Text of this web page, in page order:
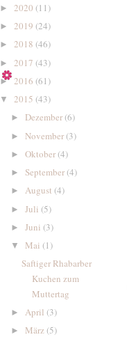
► 2020 (11)
► 2019 (24)
► 2018 (46)
► 2017 (43)
► 2016 (61)
▼ 2015 (43)
► Dezember(6)
► November(3)
► Oktober(4)
► September(4)
► August (4)
► Juli (5)
► Juni (3)
▼ Mai (1)
Saftiger Rhabarber
Kuchen zum
Muttertag
► April (3)
► März(5)